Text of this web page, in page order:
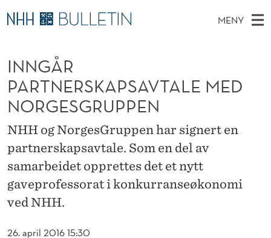
N
N
G
Å
R
P
A
R
T
MENY
V
E
D
M
E
N
Y
K
I
N
E
T
T
S
E
E
T
Stipendiater og nye forskerprofiler
Disputaser
Ekspertutvalg
Om Bulletin
26. april 2016 15:30
INNGÅR
PARTNERSKAPSAVTALE MED
NORGESGRUPPEN
NHH og NorgesGruppen har signert en
partnerskapsavtale. Som en del av
samarbeidet opprettes det et nytt
gaveprofessorat i konkurranseøkonomi
ved NHH.